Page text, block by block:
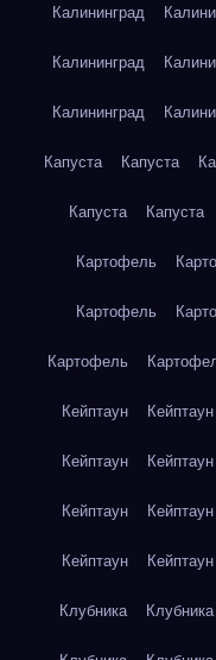
Калининград
Калининград
Калининград
Капуста Капуста
Капуста Капуста
Картофель
Картофель
Картофель
Кейптаун Кейптаун
Кейптаун Кейптаун
Кейптаун Кейптаун
Кейптаун Кейптаун
Клубника Клубника